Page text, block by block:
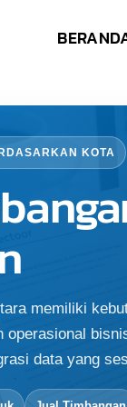
KOTA
memiliki
operasional
data yang